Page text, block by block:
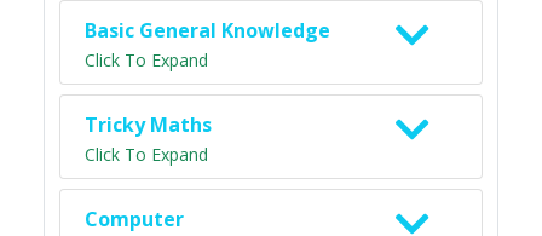
Basic General Knowledge
Click To Expand
Tricky Maths
Click To Expand
Computer